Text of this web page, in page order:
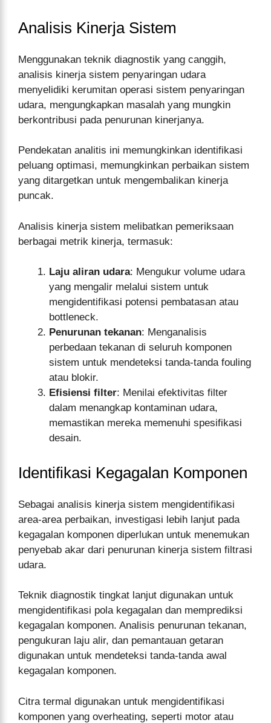
Analisis Kinerja Sistem
Menggunakan teknik diagnostik yang canggih,
analisis kinerja sistem penyaringan udara
menyelidiki kerumitan operasi sistem penyaringan
udara, mengungkapkan masalah yang mungkin
berkontribusi pada penurunan kinerjanya.
Pendekatan analitis ini memungkinkan identifikasi
peluang optimasi, memungkinkan perbaikan sistem
yang ditargetkan untuk mengembalikan kinerja
puncak.
Analisis kinerja sistem melibatkan pemeriksaan
berbagai metrik kinerja, termasuk:
Laju aliran udara: Mengukur volume udara
yang mengalir melalui sistem untuk
mengidentifikasi potensi pembatasan atau
bottleneck.
Penurunan tekanan: Menganalisis
perbedaan tekanan di seluruh komponen
sistem untuk mendeteksi tanda-tanda fouling
atau blokir.
Efisiensi filter: Menilai efektivitas filter
dalam menangkap kontaminan udara,
memastikan mereka memenuhi spesifikasi
desain.
Identifikasi Kegagalan Komponen
Sebagai analisis kinerja sistem mengidentifikasi
area-area perbaikan, investigasi lebih lanjut pada
kegagalan komponen diperlukan untuk menemukan
penyebab akar dari penurunan kinerja sistem filtrasi
udara.
Teknik diagnostik tingkat lanjut digunakan untuk
mengidentifikasi pola kegagalan dan memprediksi
kegagalan komponen. Analisis penurunan tekanan,
pengukuran laju alir, dan pemantauan getaran
digunakan untuk mendeteksi tanda-tanda awal
kegagalan komponen.
Citra termal digunakan untuk mengidentifikasi
komponen yang overheating, seperti motor atau